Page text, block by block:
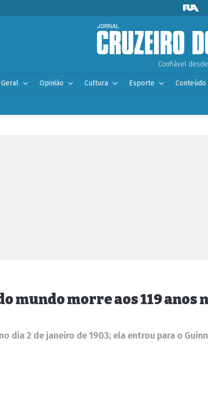
Confiável
Geral Opinião Cultura Esporte
mundo morre aos 119 anos
dia 2 de janeiro de 1903; ela entrou para o